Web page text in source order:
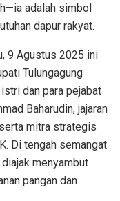
adalah simbol
dapur rakyat.
9 Agustus 2025 ini
Tulungagung
dan para pejabat
Baharudin, jajaran
mitra strategis
Di tengah semangat
menyambut
pangan dan